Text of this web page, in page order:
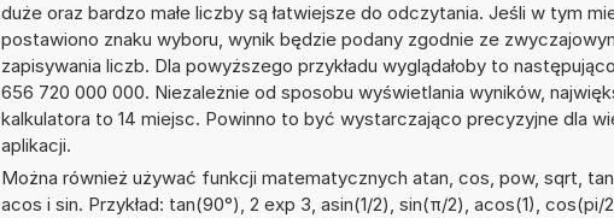
duże oraz bardzo małe liczby są łatwiejsze do odczytania. Jeśli w tym
postawiono znaku wyboru, wynik będzie podany zgodnie ze
zapisywania liczb. Dla powyższego przykładu wyglądałoby to
656 720 000 000. Niezależnie od sposobu wyświetlania wyników,
kalkulatora to 14 miejsc. Powinno to być wystarczająco precyzyjne dla
aplikacji.
Można również używać funkcji matematycznych atan, cos, pow, sqrt,
acos i sin. Przykład: tan(90°), 2 exp 3, asin(1/2), sin(π/2), acos(1), cos(pi/